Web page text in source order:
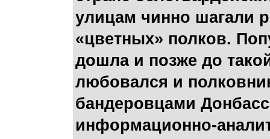
улицам чинно шагали
«цветных» полков.
дошла и позже до
любовался и
бандеровцами
информационно-